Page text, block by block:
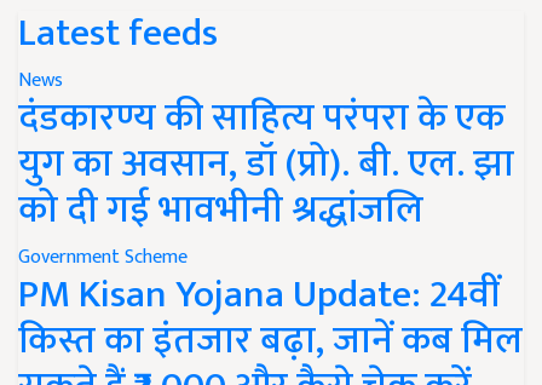
Latest feeds
News
दंडकारण्य की साहित्य परंपरा के एक
युग का अवसान, डॉ (प्रो). बी. एल. झा
को दी गई भावभीनी श्रद्धांजलि
Government Scheme
PM Kisan Yojana Update: 24वीं
किस्त का इंतजार बढ़ा, जानें कब मिल